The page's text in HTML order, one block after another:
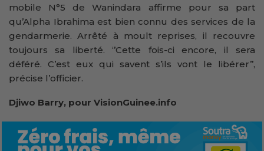
mobile N°5 de Wanindara affirme pour sa part
qu’Alpha Ibrahima est bien connu des services de la
gendarmerie. Arrêté à moult reprises, il recouvre
toujours sa liberté. ‘’Cette fois-ci encore, il sera
déféré. C’est eux qui savent s’ils vont le libérer’’,
précise l’officier.
Djiwo Barry, pour VisionGuinee.info